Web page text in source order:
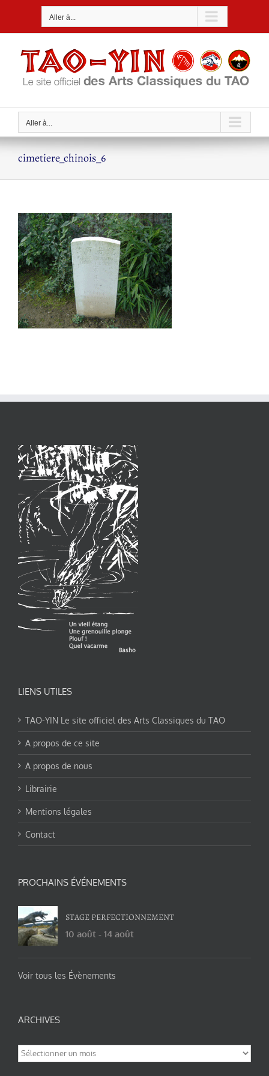
Aller à...
Aller à...
cimetiere_chinois_6
LIENS UTILES
TAO-YIN Le site officiel des Arts Classiques du TAO
A propos de ce site
A propos de nous
Librairie
Mentions légales
Contact
PROCHAINS ÉVÉNEMENTS
STAGE PERFECTIONNEMENT
10 août - 14 août
Voir tous les Évènements
ARCHIVES
Archives